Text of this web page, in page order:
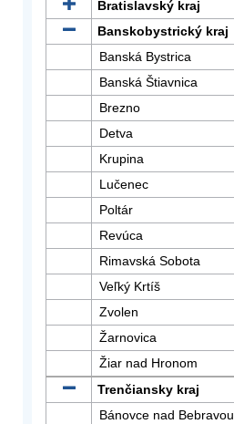
Bratislavský kraj
Banskobystrický kraj
Banská Bystrica
Banská Štiavnica
Brezno
Detva
Krupina
Lučenec
Poltár
Revúca
Rimavská Sobota
Veľký Krtíš
Zvolen
Žarnovica
Žiar nad Hronom
Trenčiansky kraj
Bánovce nad Bebravou